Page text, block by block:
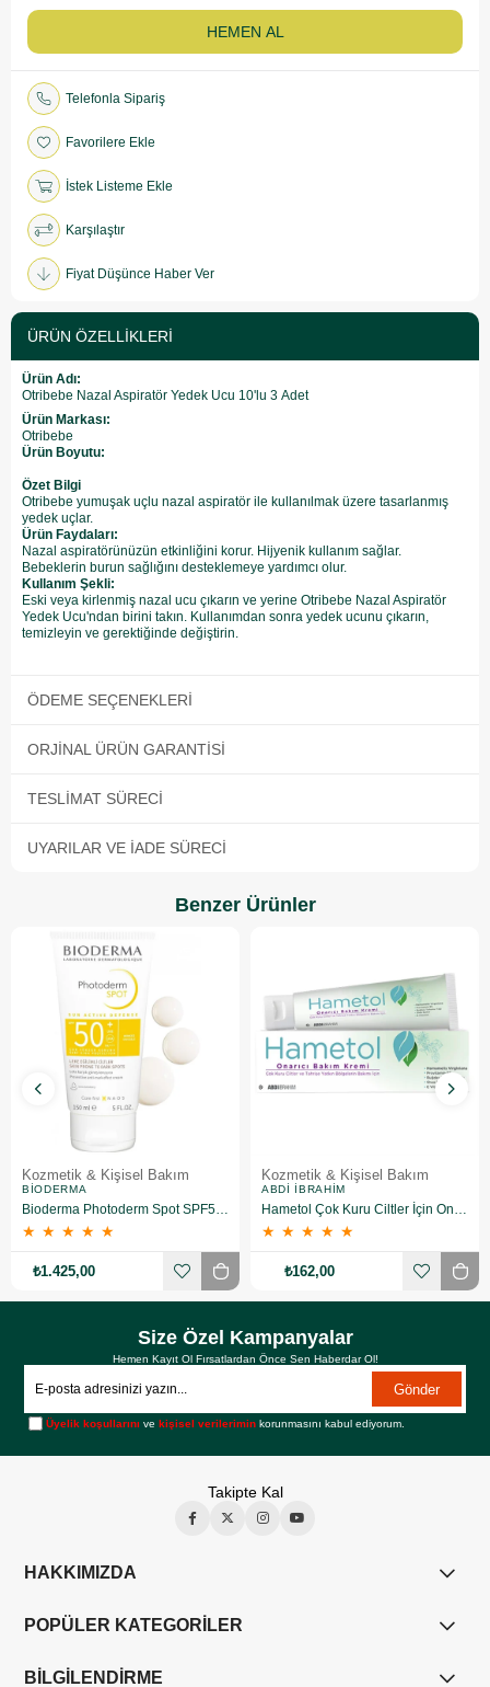
Telefonla Sipariş
Favorilere Ekle
İstek Listeme Ekle
Karşılaştır
Fiyat Düşünce Haber Ver
ÜRÜN ÖZELLIKLERI
Ürün Adı:
Otribebe Nazal Aspiratör Yedek Ucu 10'lu 3 Adet
Ürün Markası:
Otribebe
Ürün Boyutu:
Özet Bilgi
Otribebe yumuşak uçlu nazal aspiratör ile kullanılmak üzere tasarlanmış
yedek uçlar.
Ürün Faydaları:
Nazal aspiratörünüzün etkinliğini korur. Hijyenik kullanım sağlar.
Bebeklerin burun sağlığını desteklemeye yardımcı olur.
Kullanım Şekli:
Eski veya kirlenmiş nazal ucu çıkarın ve yerine Otribebe Nazal Aspiratör
Yedek Ucu'ndan birini takın. Kullanımdan sonra yedek ucunu çıkarın,
temizleyin ve gerektiğinde değiştirin.
ÖDEME SEÇENEKLERI
ORJINAL ÜRÜN GARANTISI
TESLIMAT SÜRECI
UYARILAR VE İADE SÜRECI
Benzer Ürünler
Kozmetik & Kişisel Bakım
BIODERMA
Bioderma Photoderm Spot SPF50+ 150 ml
★ ★ ★ ★ ★
₺1.425,00
Kozmetik & Kişisel Bakım
ABDI İBRAHIM
Hametol Çok Kuru Ciltler İçin Onarıcı Bakım Kremi 30 g
★ ★ ★ ★ ★
₺162,00
Size Özel Kampanyalar
Hemen Kayıt Ol Fırsatlardan Önce Sen Haberdar Ol!
Gönder
Üyelik koşullarını vekişisel verilerimin korunmasını kabul ediyorum.
Takipte Kal
HAKKIMIZDA
POPÜLER KATEGORİLER
BİLGİLENDİRME